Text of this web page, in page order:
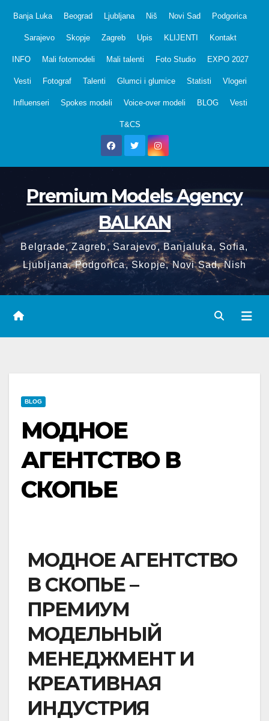
Banja Luka Beograd Ljubljana Niš Novi Sad Podgorica
Sarajevo Skopje Zagreb Upis KLIJENTI Kontakt
INFO Mali fotomodeli Mali talenti Foto Studio EXPO 2027
Vesti Fotograf Talenti Glumci i glumice Statisti Vlogeri
Influenseri Spokes modeli Voice-over modeli BLOG Vesti
T&CS
Premium Models Agency
BALKAN
Belgrade, Zagreb, Sarajevo, Banjaluka, Sofia,
Ljubljana, Podgorica, Skopje, Novi Sad, Nish
BLOG
МОДНОЕ
АГЕНТСТВО В
СКОПЬЕ
МОДНОЕ АГЕНТСТВО
В СКОПЬЕ –
ПРЕМИУМ
МОДЕЛЬНЫЙ
МЕНЕДЖМЕНТ И
КРЕАТИВНАЯ
ИНДУСТРИЯ